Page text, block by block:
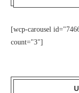
[wcp-carousel
count="3"]